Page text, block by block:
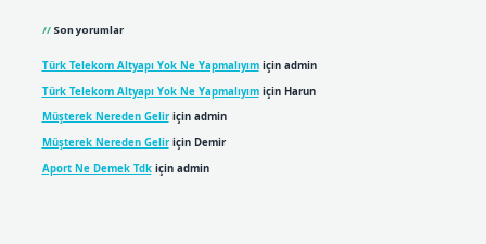
Son yorumlar
Türk Telekom Altyapı Yok Ne Yapmalıyımiçin admin
Türk Telekom Altyapı Yok Ne Yapmalıyımiçin Harun
Müşterek Nereden Geliriçin admin
Müşterek Nereden Geliriçin Demir
Aport Ne Demek Tdkiçin admin